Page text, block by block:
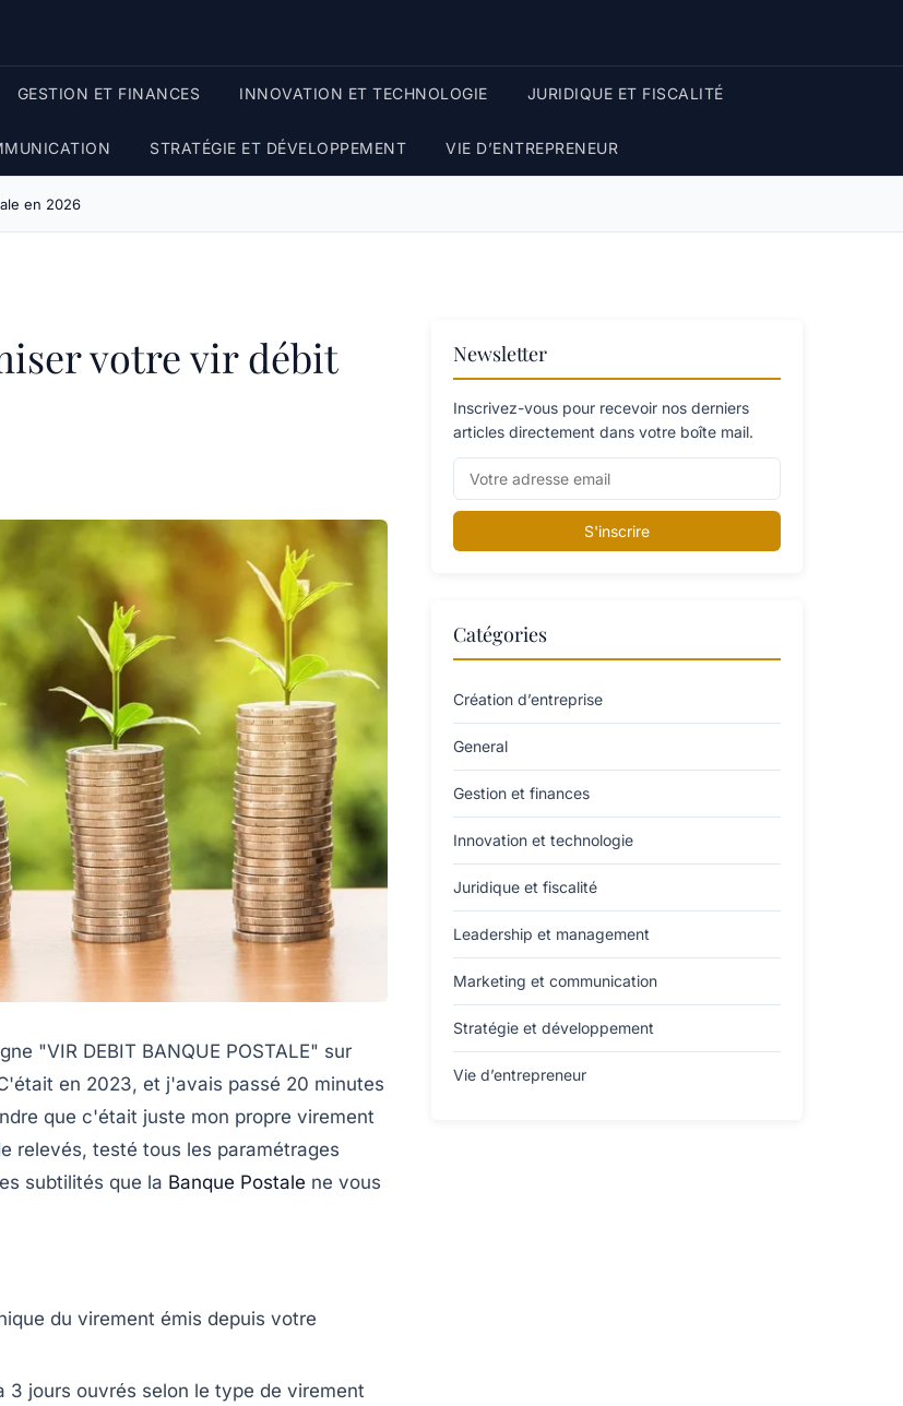
GESTION ET FINANCES INNOVATION ET TECHNOLOGIE JURIDIQUE ET FISCALITÉ
STRATÉGIE ET DÉVELOPPEMENT VIE D’ENTREPRENEUR
en 2026
votre vir débit
"VIR DEBIT BANQUE POSTALE" sur
en 2023, et j'avais passé 20 minutes
que c'était juste mon propre virement
relevés, testé tous les paramétrages
subtilités que la Banque Postale ne vous
du virement émis depuis votre
3 jours ouvrés selon le type de virement
Newsletter
Inscrivez-vous pour recevoir nos derniers
articles directement dans votre boîte mail.
S'inscrire
Catégories
Création d’entreprise
General
Gestion et finances
Innovation et technologie
Juridique et fiscalité
Leadership et management
Marketing et communication
Stratégie et développement
Vie d’entrepreneur